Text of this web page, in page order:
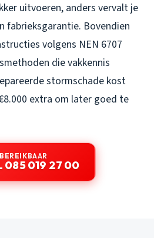
uitvoeren, anders vervalt je
fabrieksgarantie. Bovendien
volgens NEN 6707
die vakkennis
stormschade kost
extra om later goed te
085 019 27 00